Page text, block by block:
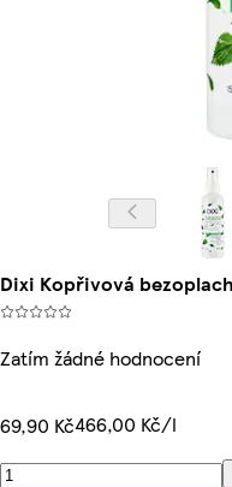
Dixi Kopřivová
Zatím žádné hodnocení
69,90 Kč466,00 Kč/l